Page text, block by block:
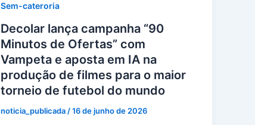
Sem-cateroria
Decolar lança campanha “90
Minutos de Ofertas” com
Vampeta e aposta em IA na
produção de filmes para o maior
torneio de futebol do mundo
noticia_publicada /16 de junho de 2026